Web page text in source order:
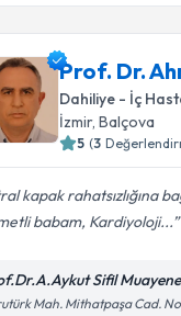
Prof. Dr.
Dahiliye - İç
İzmir, Balçova
5 (3
kapak rahatsızlığına
babam, Kardiyoloji...
Sifil
Mah. Mithatpaşa Cad.